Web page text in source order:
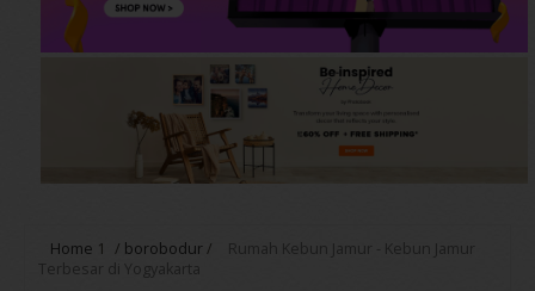
Home 1 / borobodur/
Rumah Kebun Jamur - Kebun Jamur
Terbesar di Yogyakarta